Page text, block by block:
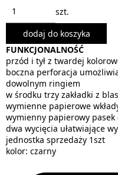
szt.
dodaj do koszyka
FUNKCJONALNOŚĆ
przód i tył z twardej
boczna perforacja
dowolnym ringiem
w środku trzy zakładki z
wymienne papierowe
wymienny papierowy
dwa wycięcia ułatwiające
jednostka sprzedaży 1szt
kolor: czarny